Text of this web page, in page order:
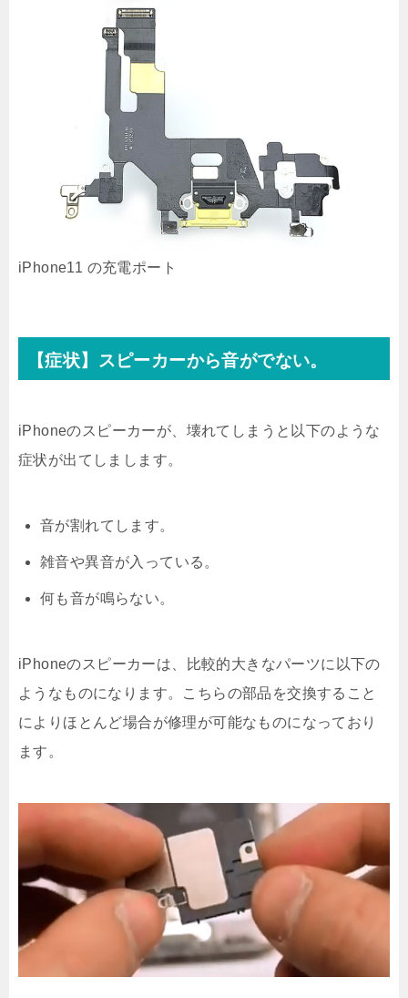
iPhone11 の充電ポート
【症状】スピーカーから音がでない。
iPhoneのスピーカーが、壊れてしまうと以下のような
症状が出てしまします。
音が割れてします。
雑音や異音が入っている。
何も音が鳴らない。
iPhoneのスピーカーは、比較的大きなパーツに以下の
ようなものになります。こちらの部品を交換すること
によりほとんど場合が修理が可能なものになっており
ます。